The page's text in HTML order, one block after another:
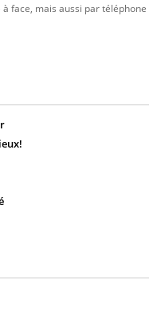
face, mais aussi par téléphone